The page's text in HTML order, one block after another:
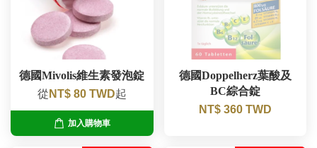
德國Mivolis維生素發泡錠
從 NT$ 80 TWD起
加入購物車
德國Doppelherz葉酸及
BC綜合錠
NT$ 360 TWD